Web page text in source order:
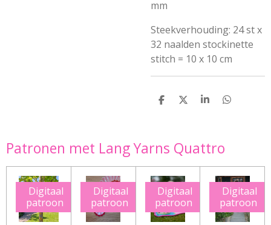
mm
Steekverhouding: 24 st x
32 naalden stockinette
stitch = 10 x 10 cm
D
D
S
e
D
Patronen met Lang Yarns Quattro
Digitaal
patroon
Digitaal
patroon
Digitaal
patroon
Digitaal
patroon